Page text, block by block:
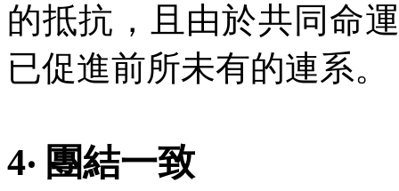
的抵抗，且由於共同命
已促進前所未有的連系。
4‧ 團結一致